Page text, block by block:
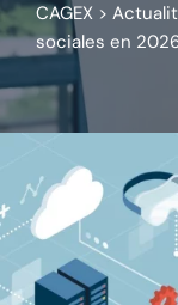
CAGEX >
sociales en